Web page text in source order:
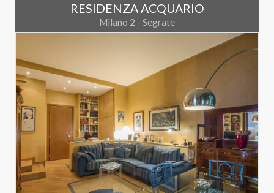
RESIDENZA ACQUARIO
Milano 2 - Segrate